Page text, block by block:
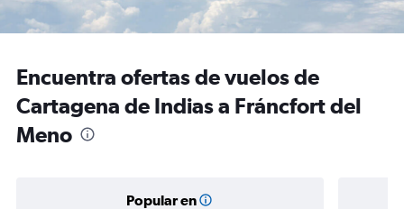
Encuentra ofertas de vuelos de
Cartagena de Indias a Fráncfort del
Meno
Popular en